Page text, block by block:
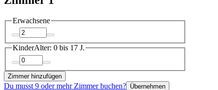
Erwachsene
KinderAlter: 0 bis 17 J.
Zimmer hinzufügen
Du musst 9 oder mehr Zimmer buchen? Übernehmen